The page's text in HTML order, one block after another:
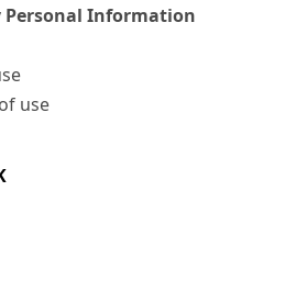
Personal Information
use